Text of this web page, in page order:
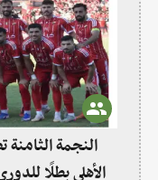
النجمة
الأهلي بطلًا